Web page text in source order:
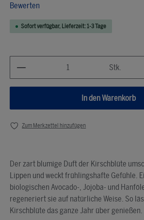
Durchschnittliche Bewertung von 0 von 5
Bewerten
Sofort verfügbar, Lieferzeit: 1-3 Tage
Produkt Anzahl: Gib denStk.
In den Warenkorb
Zum Merkzettel hinzufügen
Der zart blumige Duft der Kirschblüte
Lippen und weckt frühlingshafte Gefühle.
biologischen Avocado-, Jojoba- und
regeneriert sie auf natürliche Weise. So
Kirschblüte das ganze Jahr über genießen.